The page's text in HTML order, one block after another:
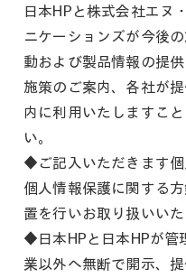
日本HPと株式会社エヌ
ニケーションズが今後
動および製品情報の提
施策のご案内、各社が
内に利用いたしますこ
い。
◆ご記入いただきます
個人情報保護に関する
置を行いお取り扱いい
◆日本HPと日本HPが管
業以外へ無断で開示、